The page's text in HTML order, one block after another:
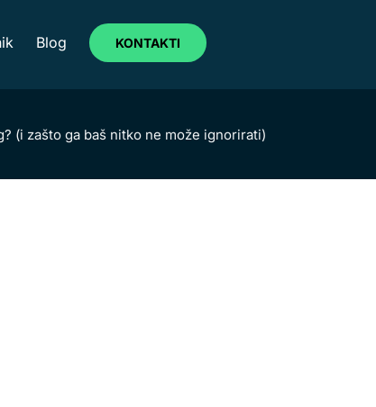
Blog KONTAKTI
(i zašto ga baš nitko ne može ignorirati)